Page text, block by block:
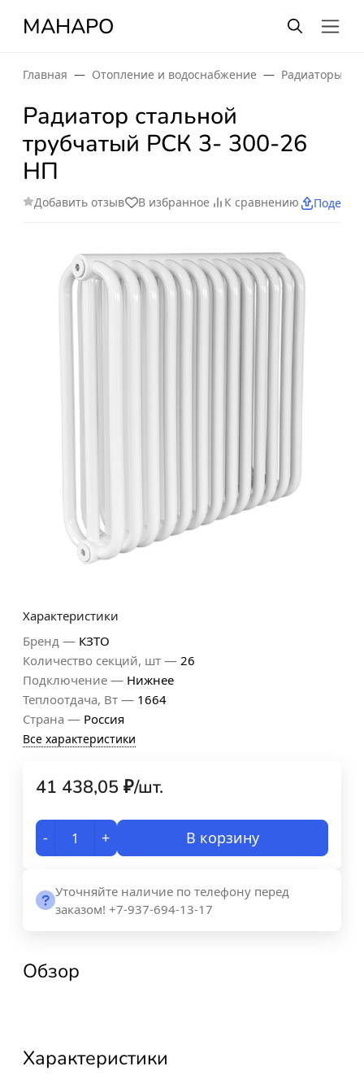
МАНАРО
Главная Отопление и водоснабжение Радиаторы
Радиатор стальной
трубчатый РСК 3- 300-26
НП
Добавить отзыв В избранное К сравнению
Характеристики
Бренд — КЗТО
Количество секций, шт — 26
Подключение — Нижнее
Теплоотдача, Вт — 1664
Страна — Россия
Все характеристики
41 438,05 ₽/шт.
- + В корзину
Уточняйте наличие по телефону перед
заказом! +7-937-694-13-17
Обзор
Характеристики